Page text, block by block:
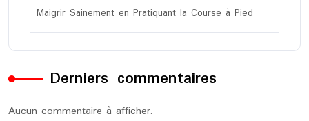
Maigrir Sainement en Pratiquant la Course à Pied
Derniers commentaires
Aucun commentaire à afficher.